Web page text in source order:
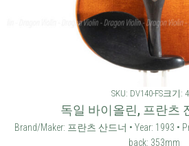
SKU: DV140-FS크기:
독일 바이올린, 프란츠
Brand/Maker: 프란츠 산드너 • Year: 1993 •
back: 353mm